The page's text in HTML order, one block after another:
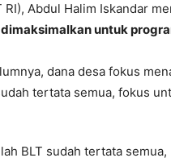
RI), Abdul Halim Iskandar
untuk
dana desa fokus
tertata semua, fokus
BLT sudah tertata